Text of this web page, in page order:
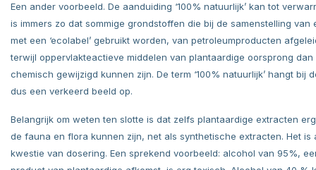
Een ander voorbeeld. De aanduiding ‘100% natuurlijk’ kan tot
is immers zo dat sommige grondstoffen die bij de samenstelling van
met een ‘ecolabel’ gebruikt worden, van petroleumproducten
terwijl oppervlakteactieve middelen van plantaardige oorsprong dan
chemisch gewijzigd kunnen zijn. De term ‘100% natuurlijk’ hangt bij
dus een verkeerd beeld op.
Belangrijk om weten ten slotte is dat zelfs plantaardige extracten
de fauna en flora kunnen zijn, net als synthetische extracten. Het is
kwestie van dosering. Een sprekend voorbeeld: alcohol van 95%,